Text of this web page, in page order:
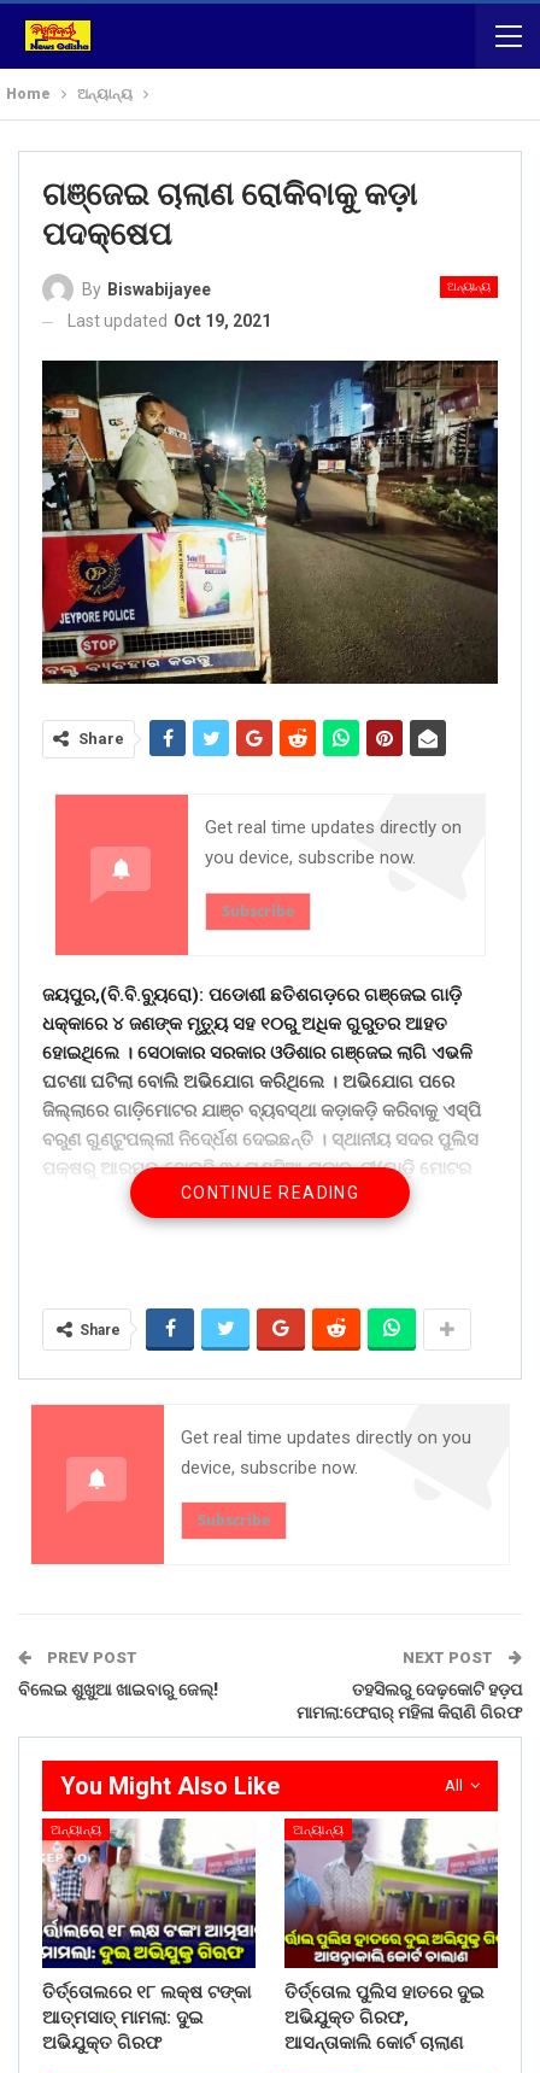
Home ଅନ୍ୟାନ୍ୟ
ଗଞ୍ଜେଇ ଚାଲାଣ ରୋକିବାକୁ କଡ଼ା
ପଦକ୍ଷେପ
ଅନ୍ୟାନ୍ୟ
By Biswabijayee
Last updated Oct 19, 2021
Share
Get real time updates directly on
you device, subscribe now.
Subscribe
ଜୟପୁର,(ବି.ବି.ବୁ୍ୟରୋ): ପଡୋଶୀ ଛତିଶଗଡ଼ରେ ଗଞ୍ଜେଇ ଗାଡ଼ି
ଧକ୍କାରେ ୪ ଜଣଙ୍କ ମୃତୁ୍ୟ ସହ ୧୦ରୁ ଅଧିକ ଗୁରୁତର ଆହତ
ହୋଇଥିଲେ । ସେଠାକାର ସରକାର ଓଡିଶାର ଗଞ୍ଜେଇ ଲାଗି ଏଭଳି
ଘଟଣା ଘଟିଲା ବୋଲି ଅଭିଯୋଗ କରିଥିଲେ । ଅଭିଯୋଗ ପରେ
ଜିଲ୍ଲାରେ ଗାଡ଼ିମୋଟର ଯାଞ୍ଚ ବ୍ୟବସ୍ଥା କଡ଼ାକଡ଼ି କରିବାକୁ ଏସ୍ପି
ବରୁଣ ଗୁଣ୍ଟୁପଲ୍ଲୀ ନିଦେ୍ର୍ଧଶ ଦେଇଛନ୍ତି । ସ୍ଥାନୀୟ ସଦର ପୁଲିସ
ପକ୍ଷରୁ ଆରମ୍ଭ ହୋଇଛି ୨୪ ଘଣ୍ଟିଆ ନାକାବନ୍ଦୀ(ଗାଡ଼ି ମୋଟର
ଯାଞ୍ଚ) । ଜାତୀୟ ରାଜପଥ-୩୨୬ ସତୀନଦୀ କୂଳରେ ପୁଲିସ ପକ୍ଷରୁ
ବ୍ୟାରିକେଡ୍ ଲଗାଯାଇ ଯାନବାହାନ ଯାଞ୍ଚ କରାଯାଉଛି । କେବଳ
ଅଭିଶେକ ବେହେରା କହିଛନ୍ତି ।
ଶ୍ରୀ ବେହେରା କହିଛନ୍ତି, ଗ୍ଲୋକାଲ ହସପିଟାଲ ନିକଟ ସ୍ୱାଗତ
ଅଟକାଇ ଯାଞ୍ଚ କରୁଛନ୍ତି । ସନେ୍ଦହ ହେଲେ ଥାନାକୁ ଅଣାଯାଇ
ପଚରାଉଚରା କରାଯାଉଛି । ୩ ସିଫ୍ଟରେ କର୍ମଚାରୀ ଡୁ୍ୟଟି କରୁଛନ୍ତି ।
ଗତ ୧୮ ତାରିଖ ରାତିରେ ଯାଞ୍ଚ କାର୍ଯ୍ୟକ୍ରମ ଆରମ୍ଭ ହୋଇଥିଲେ
ହେଁ ଆଜି ଅସ୍ଥାୟୀ ଟେଣ୍ଟ ଏବଂ ବ୍ୟାରିକେଡ୍ ଲଗାଯାଇଛି । କୌଣସି
ପରିସ୍ଥିତିରେ ଯେଭଳି ମାଫିଆ ଏବଂ ଅପରାଧୀ ସହରକୁ ପ୍ରବେଶ
WhatsApp
CONTINUE READING
Share
Get real time updates directly on you
device, subscribe now.
Subscribe
PREV POST
ବିଲେଇ ଶୁଖୁଆ ଖାଇବାରୁ ଜେଲ୍!
NEXT POST
ତହସିଲରୁ ଦେଢ଼କୋଟି ହଡ଼ପ
ମାମଲା:ଫେରାର୍ ମହିଳା କିରାଣି ଗିରଫ
All
You Might Also Like
ଅନ୍ୟାନ୍ୟ
ତିର୍ତ୍ତୋଲରେ ୧୮ ଲକ୍ଷ ଟଙ୍କା
ଆତ୍ମସାତ୍ ମାମଲା: ଦୁଇ
ଅଭିଯୁକ୍ତ ଗିରଫ
ଅନ୍ୟାନ୍ୟ
ତିର୍ତ୍ତୋଲ ପୁଲିସ ହାତରେ ଦୁଇ
ଅଭିଯୁକ୍ତ ଗିରଫ,
ଆସନ୍ତାକାଲି କୋର୍ଟ ଚାଲାଣ